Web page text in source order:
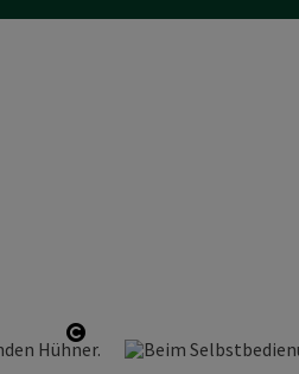
Copyright öffnen